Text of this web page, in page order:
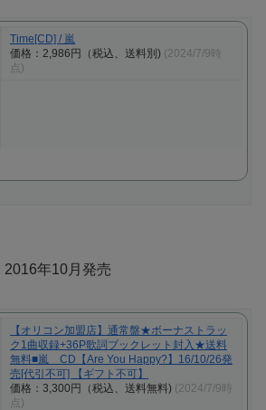
Time[CD] / 嵐
価格：2,986円（税込、送料別) (2024/7/9時
点)
年10月発売
【オリコン加盟店】通常盤★ボーナストラッ
ク1曲収録+36P歌詞ブックレット封入★送料
無料■嵐 CD【Are You Happy?】16/10/26発
売[代引不可] 【ギフト不可】
価格：3,300円（税込、送料無料) (2024/7/9時
点)